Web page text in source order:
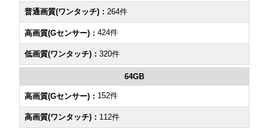
264件
424件
320件
64GB
152件
112件